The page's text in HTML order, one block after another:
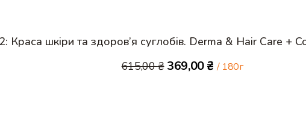
Краса шкіри та здоров’я суглобів. Derma & Hair Care +
615,00₴ Оригінальна
369,00₴Поточна
/ 180г